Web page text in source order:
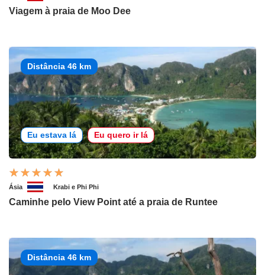
Viagem à praia de Moo Dee
Distância 46 km
Eu estava lá Eu quero ir lá
Ásia Krabi e Phi Phi
Caminhe pelo View Point até a praia de Runtee
Distância 46 km